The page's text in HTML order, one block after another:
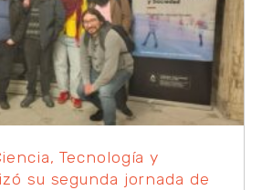
Tecnología y
su segunda jornada de